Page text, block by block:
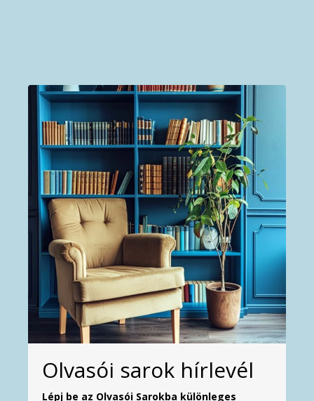
Olvasói sarok hírlevél
Lépj be az Olvasói Sarokba különleges